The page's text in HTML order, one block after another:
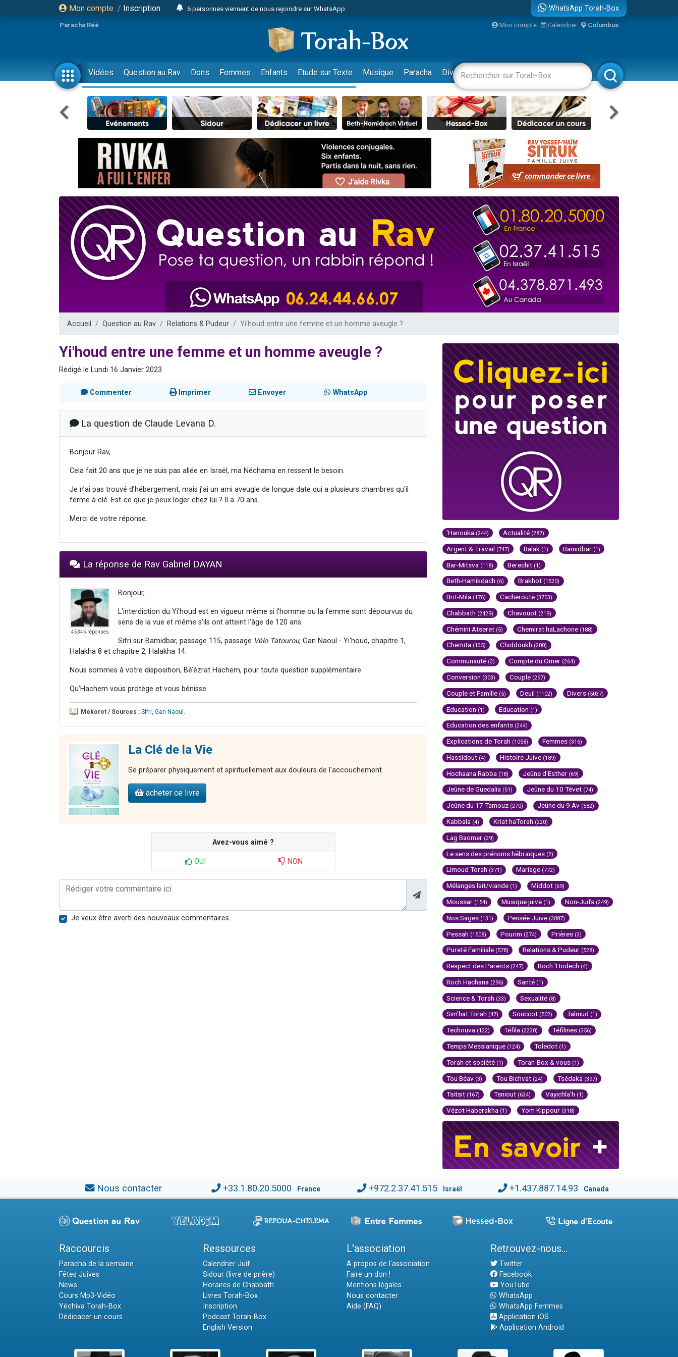
Mon compte / Inscription
6 personnes viennent de nous rejoindre sur WhatsApp
2 personnes viennent de faire un don pour 1 Journée de Vacances Pour les Enfants
17 personnes viennent de demander une bénédiction
4 personnes viennent de nous rejoindre sur WhatsApp
Il reste 49 places pour étudier en groupe sur Zoom
23 personnes viennent de faire un don pour Diane, 80 ans, dans un appartement insalubre
Eva vient de donner son Maasser
4 personnes viennent de nous rejoindre sur WhatsApp
3 personnes viennent de nous rejoindre sur WhatsApp
3 personnes viennent de faire un don pour 5 jours de vacances aux Orphelins
Odaya vient de donner son Maasser
13 personnes viennent de demander une bénédiction
2 personnes viennent de nous rejoindre sur WhatsApp
30 personnes viennent de faire un don pour Sauvez la jambe de Yohan
Il reste 49 places pour étudier en groupe sur Zoom
3 personnes viennent de nous rejoindre sur WhatsApp
2 personnes viennent de nous rejoindre sur WhatsApp
2 personnes viennent de nous rejoindre sur WhatsApp
WhatsApp Torah-Box
Paracha Réé Mon compte Calendrier Columbus
Vidéos Question au Rav Dons Femmes Enfants Etude sur Texte Musique Paracha Divertissements Livres Rabbanim
Accueil Question au Rav Relations & Pudeur Yi'houd entre une femme et un homme aveugle ?
Yi'houd entre une femme et un homme aveugle ?
Rédigé le Lundi 16 Janvier 2023
Commenter Imprimer Envoyer WhatsApp
La question de Claude Levana D.
Bonjour Rav,
Cela fait 20 ans que je ne suis pas allée en Israël, ma Néchama en ressent le besoin.
Je n’ai pas trouvé d’hébergement, mais j’ai un ami aveugle de longue date qui a plusieurs chambres qu'il
ferme à clé. Est-ce que je peux loger chez lui ? Il a 70 ans.
Merci de votre réponse.
La réponse de Rav Gabriel DAYAN
45345 réponses
Bonjour,
L'interdiction du Yi'houd est en vigueur même si l'homme ou la femme sont dépourvus du
sens de la vue et même s'ils ont atteint l'âge de 120 ans.
Sifri sur Bamidbar, passage 115, passage Vélo Tatourou, Gan Naoul - Yi'houd, chapitre 1,
Halakha 8 et chapitre 2, Halakha 14.
Nous sommes à votre disposition, Bé’ézrat Hachem, pour toute question supplémentaire.
Qu’Hachem vous protège et vous bénisse.
Mékorot / Sources : Sifri Gan Naoul
La Clé de la Vie
Se préparer physiquement et spirituellement aux douleurs de l'accouchement.
acheter ce livre
Avez-vous aimé ?
OUI NON
Je veux être averti des nouveaux commentaires
'Hanouka (244) Actualité (287)
Argent & Travail (747) Balak (1) Bamidbar (1)
Bar-Mitsva (118) Berechit (1)
Beth-Hamikdach (6) Brakhot (1520)
Brit-Mila (176) Cacheroute (3703)
Chabbath (2429) Chavouot (219)
Chémini Atseret (5) Chemirat haLachone (188)
Chemita (135) Chiddoukh (200)
Communauté (3) Compte du Omer (264)
Conversion (303) Couple (297)
Couple et Famille (5) Deuil (1102) Divers (5037)
Education (1) Education (1)
Education des enfants (244)
Explications de Torah (1058) Femmes (316)
Hassidout (4) Histoire Juive (189)
Hochaana Rabba (18) Jeûne d'Esther (69)
Jeûne de Guedalia (51) Jeûne du 10 Tévet (74)
Jeûne du 17 Tamouz (270) Jeûne du 9 Av (582)
Kabbala (4) Kriat haTorah (220)
Lag Baomer (29)
Le sens des prénoms hébraïques (2)
Limoud Torah (371) Mariage (772)
Mélanges lait/viande (1) Middot (69)
Moussar (154) Musique juive (1) Non-Juifs (249)
Nos Sages (131) Pensée Juive (3087)
Pessah (1508) Pourim (274) Prières (3)
Pureté Familiale (578) Relations & Pudeur (528)
Respect des Parents (247) Roch 'Hodech (4)
Roch Hachana (296) Santé (1)
Science & Torah (33) Sexualité (8)
Sim'hat Torah (47) Souccot (502) Talmud (1)
Techouva (122) Téfila (2230) Téfilines (356)
Temps Messianique (124) Toledot (1)
Torah et société (1) Torah-Box & vous (1)
Tou Béav (3) Tou Bichvat (24) Tsédaka (397)
Tsitsit (167) Tsniout (634) Vayichla'h (1)
Vézot Haberakha (1) Yom Kippour (318)
Nous contacter +33.1.80.20.5000 France +972.2.37.41.515 Israël +1.437.887.14.93 Canada
Raccourcis
Paracha de la semaine
Fêtes Juives
News
Cours Mp3-Vidéo
Yéchiva Torah-Box
Dédicacer un cours
Ressources
Calendrier Juif
Sidour (livre de prière)
Horaires de Chabbath
Livres Torah-Box
Inscription
Podcast Torah-Box
English Version
L'association
A propos de l'association
Faire un don !
Mentions légales
Nous contacter
Aide (FAQ)
Retrouvez-nous...
Twitter
Facebook
YouTube
WhatsApp
WhatsApp Femmes
Application iOS
Application Android